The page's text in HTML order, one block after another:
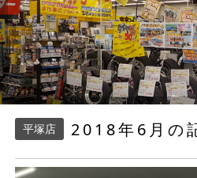
平塚店 2018年6月の